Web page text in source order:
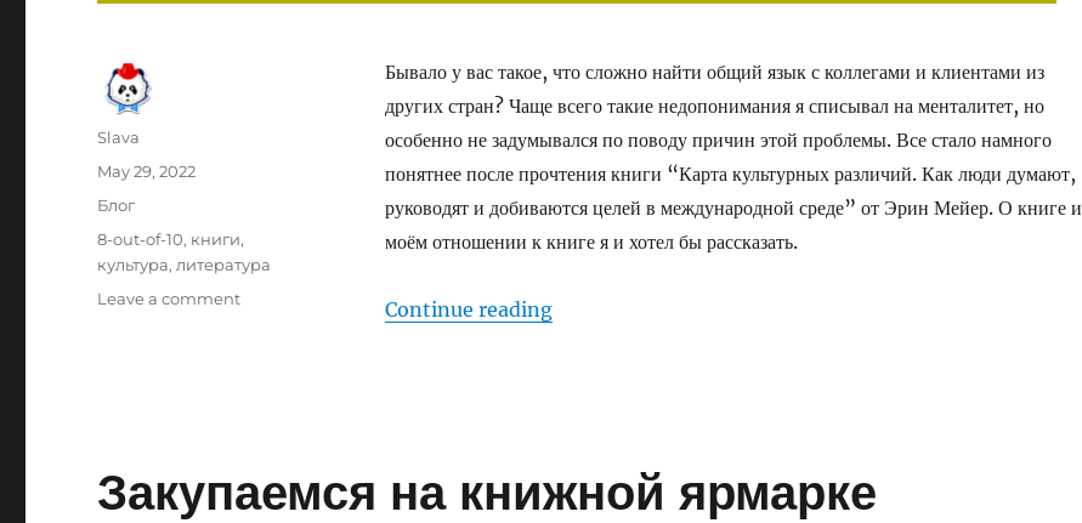
Бывало у вас такое, что сложно найти общий язык с коллегами и клиентами из
других стран? Чаще всего такие недопонимания я списывал на менталитет, но
особенно не задумывался по поводу причин этой проблемы. Все стало намного
понятнее после прочтения книги “Карта культурных различий. Как люди думают,
руководят и добиваются целей в международной среде” от Эрин Мейер. О книге и
моём отношении к книге я и хотел бы рассказать.
Continue reading“Ревью: The Culture Map”
Author
Slava
Posted
May 29, 2022
Categories
Блог
Tags
8-out-of-10, книги,
культура, литература
Leave a commenton
Закупаемся на книжной ярмарке